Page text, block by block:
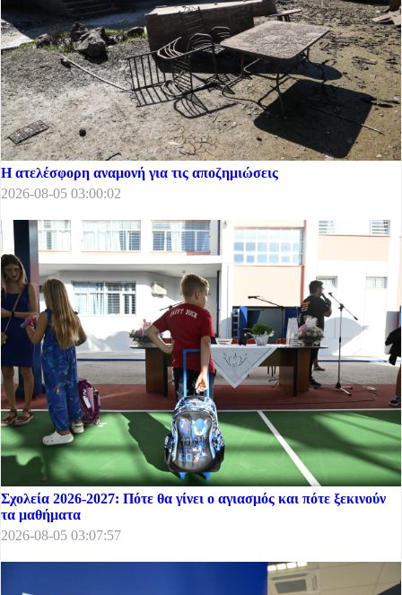
Η ατελέσφορη αναμονή για τις αποζημιώσεις
2026-08-05 03:00:02
Σχολεία 2026-2027: Πότε θα γίνει ο αγιασμός και πότε ξεκινούν
τα μαθήματα
2026-08-05 03:07:57